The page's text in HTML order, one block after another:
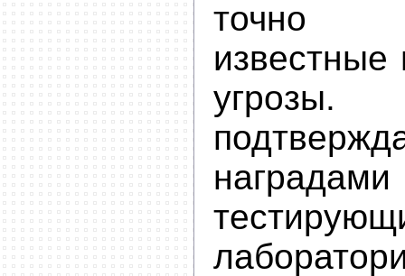
точно
известные